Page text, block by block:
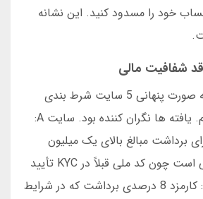
خود را مسدود کنید. این نشانه
شفافیت مالی
در سال 1404، من به صورت پنهانی 5 سایت شرط بندی
ورزشی را بررسی کردم. یافته ها نگران کننده بود. سایت A:
برداشت مبالغ بالای یک میلیون
تومان. این غیرقانونی است چون کد ملی قبلاً در KYC تأیید
شده است. سایت B: کارمزد 8 درصدی برداشت که در شرایط